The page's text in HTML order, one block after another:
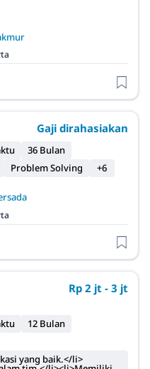
Gaji dirahasiakan
36 Bulan
Problem Solving +6
Rp 2 jt - 3 jt
12 Bulan
yang baik.</li>